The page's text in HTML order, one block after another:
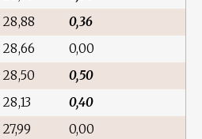
28,88
0,36
28,66
0,00
28,50
0,50
28,13
0,40
27,99 0,00